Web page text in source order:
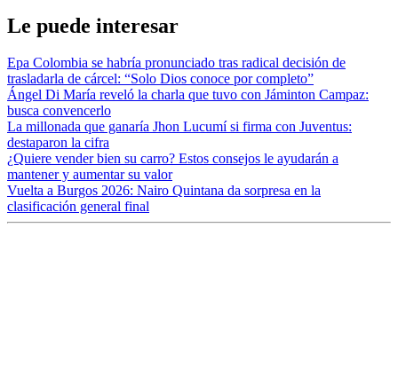
Le puede interesar
Epa Colombia se habría pronunciado tras radical decisión de
trasladarla de cárcel: “Solo Dios conoce por completo”
Ángel Di María reveló la charla que tuvo con Jáminton Campaz:
busca convencerlo
La millonada que ganaría Jhon Lucumí si firma con Juventus:
destaparon la cifra
¿Quiere vender bien su carro? Estos consejos le ayudarán a
mantener y aumentar su valor
Vuelta a Burgos 2026: Nairo Quintana da sorpresa en la
clasificación general final